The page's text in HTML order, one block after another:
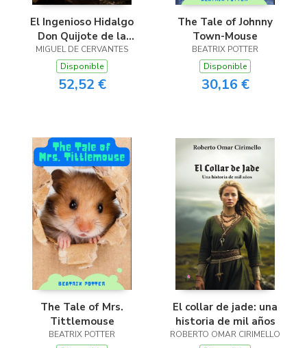
El Ingenioso Hidalgo
Don Quijote de la
Mancha
MIGUEL DE CERVANTES
Disponible
52,52 €
The Tale of Johnny
Town-Mouse
BEATRIX POTTER
Disponible
30,16 €
The Tale of Mrs.
Tittlemouse
BEATRIX POTTER
El collar de jade: una
historia de mil años
ROBERTO OMAR CIRIMELLO